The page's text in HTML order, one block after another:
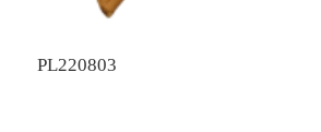
PL220803